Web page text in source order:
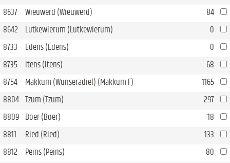
8637
Wieuwerd (Wieuwerd)
84
8642
Lutkewierum (Lutkewierum)
0
8733
Edens (Edens)
0
8735
Itens (Itens)
68
8754
Makkum (Wunseradiel) (Makkum F)
1165
8804
Tzum (Tzum)
297
8809
Boer (Boer)
18
8811
Ried (Ried)
133
8812
Peins (Peins)
80